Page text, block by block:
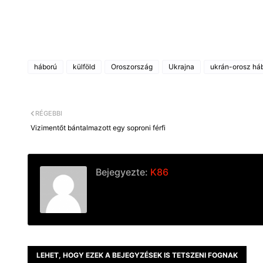
háború külföld Oroszország Ukrajna ukrán-orosz
RÉGEBBI
Vizimentőt bántalmazott egy soproni férfi
Bejegyezte: K86
LEHET, HOGY EZEK A BEJEGYZÉSEK IS TETSZENI FOGNAK